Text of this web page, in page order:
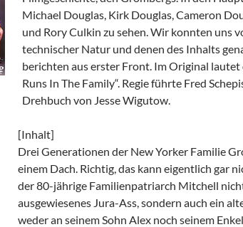
Michael Douglas, Kirk Douglas, Cameron
und Rory Culkin zu sehen. Wir konnten uns
technischer Natur und denen des Inhalts
berichten aus erster Front. Im Original lautet
Runs In The Family“. Regie führte Fred
Drehbuch von Jesse Wigutow.
[Inhalt]
Drei Generationen der New Yorker Familie
einem Dach. Richtig, das kann eigentlich gar
der 80-jährige Familienpatriarch Mitchell
ausgewiesenes Jura-Ass, sondern auch ein
weder an seinem Sohn Alex noch seinem